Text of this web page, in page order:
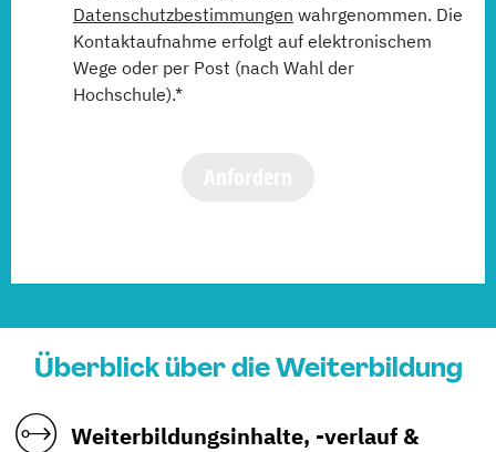
Datenschutzbestimmungen wahrgenommen. Die
Kontaktaufnahme erfolgt auf elektronischem
Wege oder per Post (nach Wahl der
Hochschule).*
Überblick über die Weiterbildung
Weiterbildungsinhalte, -verlauf &